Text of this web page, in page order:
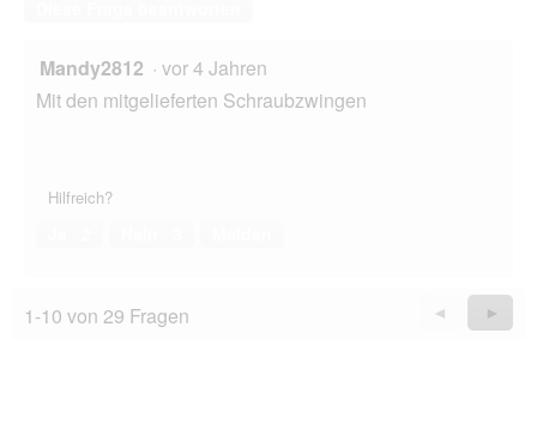
Mandy2812 · vor 4 Jahren
Mit den mitgelieferten Schraubzwingen
Hilfreich?
1-10 von 29 Fragen
Zurück
Questions
◄
Weiter
►